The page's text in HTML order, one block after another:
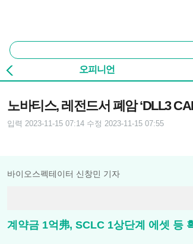
통
합
검
색
오피니언
노바티스, 레전드서 폐암 ‘DLL3
입력 2023-11-15 07:14 수정 2023-11-15 07:55
바이오스펙테이터 신창민 기자
계약금 1억弗, SCLC 1상단계 에셋 등